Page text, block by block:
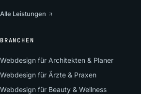
Alle Leistungen
BRANCHEN
Webdesign für Architekten & Planer
Webdesign für Ärzte & Praxen
Webdesign für Beauty & Wellness